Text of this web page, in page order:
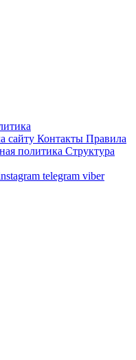
сайту Контакты Правила
политика Структура
telegram viber